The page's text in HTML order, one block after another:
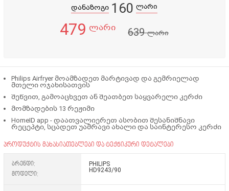
დანაზოგი 160 ლარი
479 ლარი 639ლარი
Philips Airfryer მოამზადეთ მარტივად და გემრიელად
მთელი ოჯახისათვის
შეწვით, გამოაცხვეთ ან შეათბეთ საყვარელი კერძი
მომზადების 13 რეჟიმი
HomeID app - დაათვალიერეთ ასობით შესანიშნავი
რეცეპტი, სცადეთ უამრავი ახალი და საინტერესო კერძი
პროდუქტის მახასიათებლები და ტექნიკური დეტალები
ბრენდი:
მოდელი:
PHILIPS
HD9243/90